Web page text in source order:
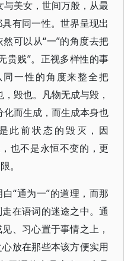
与美女，世间万般，从最
有同一性。世界呈现出
可以从“一”的角度去把
贵贱”。正视多样性的事
一性的角度来整全把
毁也。凡物无成与毁，
化而生成，而生成本身也
此前状态的毁灭，因
也不是永恒不变的，更
。
“通为一”的道理，而那
在语词的迷途之中。通
、习心置于事情之上，
放在那些本该方便实用